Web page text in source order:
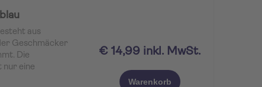
aus
Geschmäcker
Die
nur eine
€ 14,99 inkl. MwSt.
Warenkorb